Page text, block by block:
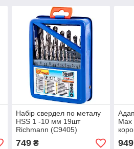
Набір свердел по металу
HSS 1 -10 мм 19шт
Richmann (C9405)
749₴
Max
мм
949